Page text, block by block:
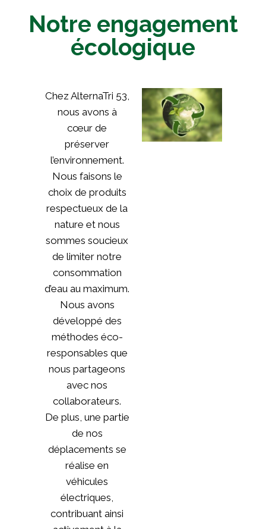
Notre engagement
écologique
Chez AlternaTri 53,
nous avons à
cœur de
préserver
l’environnement.
Nous faisons le
choix de produits
respectueux de la
nature et nous
sommes soucieux
de limiter notre
consommation
d’eau au maximum.
Nous avons
développé des
méthodes éco-
responsables que
nous partageons
avec nos
collaborateurs.
De plus, une partie
de nos
déplacements se
réalise en
véhicules
électriques,
contribuant ainsi